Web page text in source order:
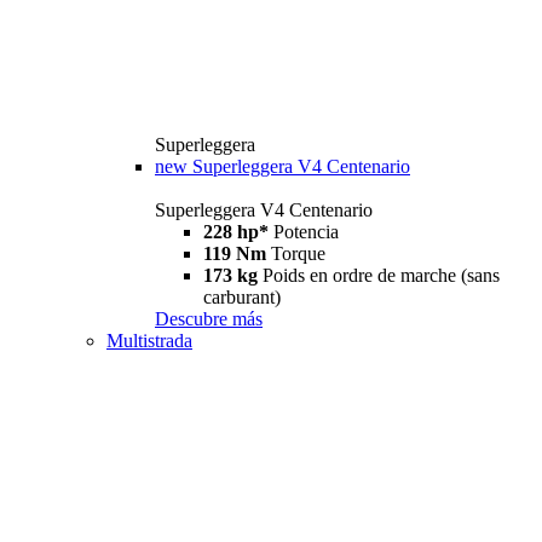
Superleggera
new Superleggera V4 Centenario
Superleggera V4 Centenario
228 hp* Potencia
119 Nm Torque
173 kg Poids en ordre de marche (sans
carburant)
Descubre más
Multistrada